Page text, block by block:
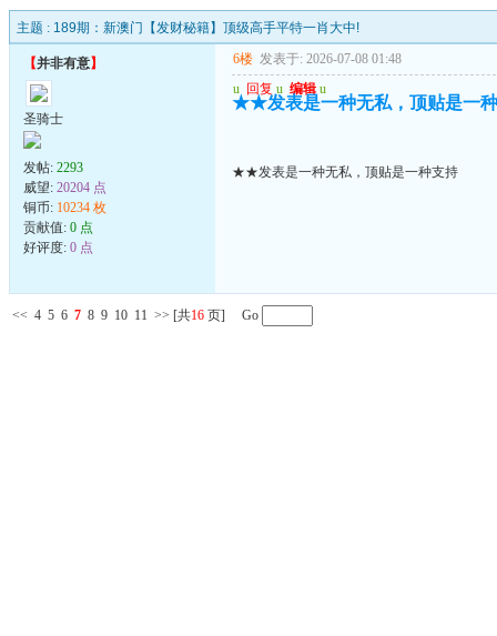
主题 : 189期：新澳门【发财秘籍】顶级高手平特一肖大中!
【并非有意】
圣骑士
发帖: 2293
威望: 20204 点
铜币: 10234 枚
贡献值: 0 点
好评度: 0 点
6楼 发表于: 2026-07-08 01:48
u 回复 u 编辑 u
★★发表是一种无私，顶贴是一
★★发表是一种无私，顶贴是一种支持
<< 4 5 6 7 8 9 10 11 >> [共16 页] Go